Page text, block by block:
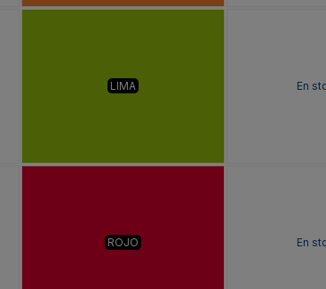
LIMA En
ROJO En